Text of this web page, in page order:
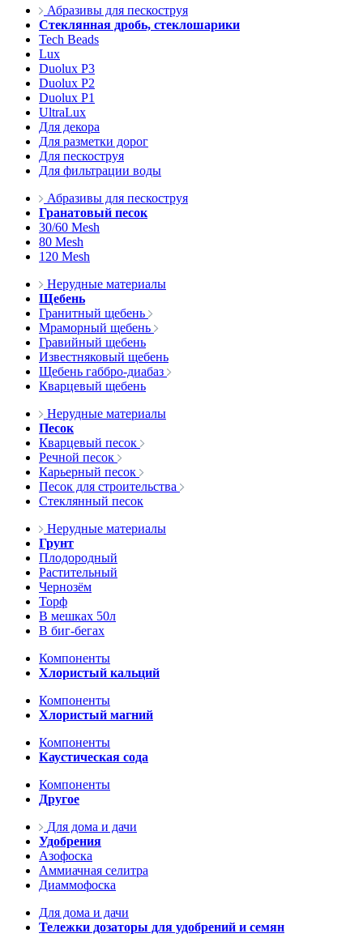
Абразивы для пескоструя
Стеклянная дробь, стеклошарики
Tech Beads
Lux
Duolux P3
Duolux P2
Duolux P1
UltraLux
Для декора
Для разметки дорог
Для пескоструя
Для фильтрации воды
Абразивы для пескоструя
Гранатовый песок
30/60 Mesh
80 Mesh
120 Mesh
Нерудные материалы
Щебень
Гранитный щебень
Мраморный щебень
Гравийный щебень
Известняковый щебень
Щебень габбро-диабаз
Кварцевый щебень
Нерудные материалы
Песок
Кварцевый песок
Речной песок
Карьерный песок
Песок для строительства
Стеклянный песок
Нерудные материалы
Грунт
Плодородный
Растительный
Чернозём
Торф
В мешках 50л
В биг-бегах
Компоненты
Хлористый кальций
Компоненты
Хлористый магний
Компоненты
Каустическая сода
Компоненты
Другое
Для дома и дачи
Удобрения
Азофоска
Аммиачная селитра
Диаммофоска
Для дома и дачи
Тележки дозаторы для удобрений и семян